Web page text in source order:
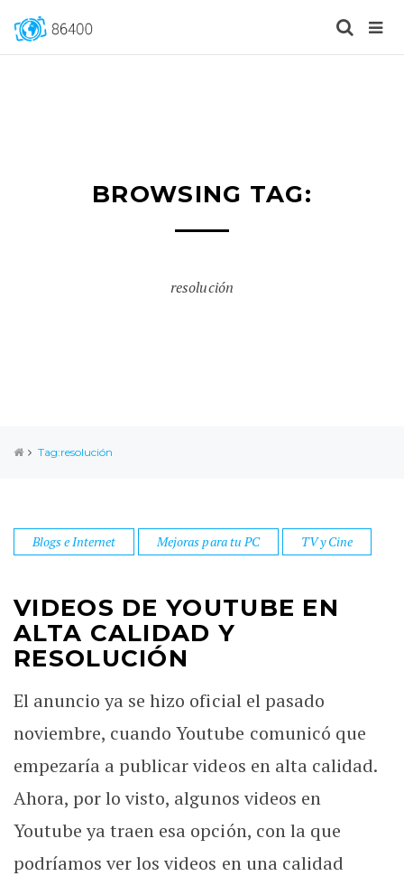
BROWSING TAG:
resolución
Tag:resolución
Blogs e Internet Mejoras para tu PC TV y Cine
VIDEOS DE YOUTUBE EN
ALTA CALIDAD Y
RESOLUCIÓN
El anuncio ya se hizo oficial el pasado
noviembre, cuando Youtube comunicó que
empezaría a publicar videos en alta calidad.
Ahora, por lo visto, algunos videos en
Youtube ya traen esa opción, con la que
podríamos ver los videos en una calidad